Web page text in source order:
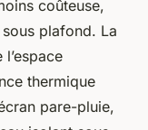
coûteuse,
plafond. La
thermique
pare-pluie,